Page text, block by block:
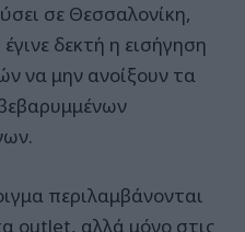
σε Θεσσαλονίκη,
δεκτή η εισήγηση
να μην ανοίξουν τα
περιλαμβάνονται
outlet, αλλά μόνο στις